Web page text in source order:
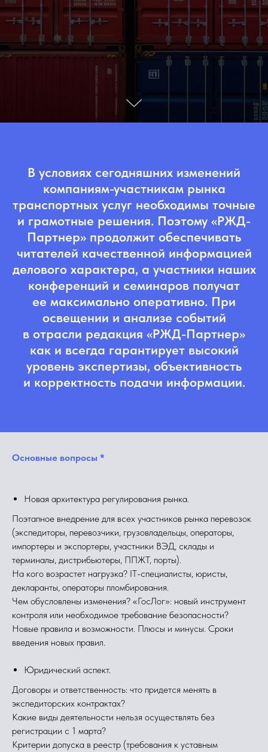
В условиях сегодняшних изменений
компаниям-участникам рынка
транспортных услуг необходимы точные
и грамотные решения. Поэтому «РЖД-
Партнер» продолжит обеспечивать
читателей качественной информацией
делового характера, а участники наших
конференций и семинаров получат
ее максимально оперативно. При
освещении и анализе событий
в отрасли редакция «РЖД-Партнер»
как и всегда гарантирует высокий
уровень экспертизы, объективность
и корректность подачи информации.
Основные вопросы *
Новая архитектура регулирования рынка.
Поэтапное внедрение для всех участников рынка перевозок
(экспедиторы, перевозчики, грузовладельцы, операторы,
импортеры и экспортеры, участники ВЭД, склады и
терминалы, дистрибьютеры, ППЖТ, порты).
На кого возрастет нагрузка? IT-специалисты, юристы,
декларанты, операторы пломбирования.
Чем обусловлены изменения? «ГосЛог»: новый инструмент
контроля или необходимое требование безопасности?
Новые правила и возможности. Плюсы и минусы. Сроки
введения новых правил.
Юридический аспект.
Договоры и ответственность: что придется менять в
экспедиторских контрактах?
Какие виды деятельности нельзя осуществлять без
регистрации с 1 марта?
Критерии допуска в реестр (требования к уставным